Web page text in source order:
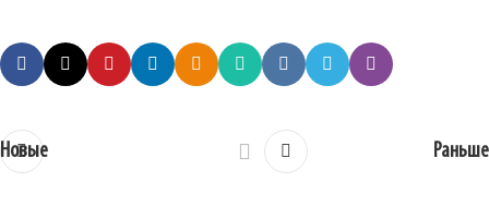
Новые Раньше